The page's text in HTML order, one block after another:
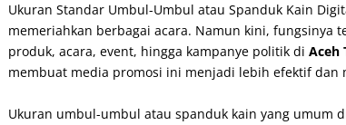
Ukuran Standar Umbul-Umbul atau Spanduk Kain
memeriahkan berbagai acara. Namun kini, fungsinya
produk, acara, event, hingga kampanye politik diAceh
membuat media promosi ini menjadi lebih efektif dan
Ukuran umbul-umbul atau spanduk kain yang umum